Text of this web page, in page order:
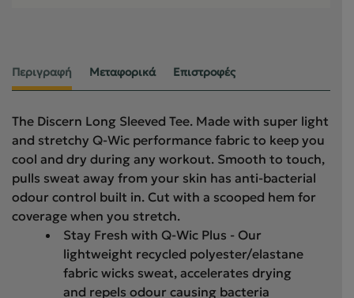
Περιγραφή Μεταφορικά Επιστροφές
The Discern Long Sleeved Tee. Made with super light
and stretchy Q-Wic performance fabric to keep you
cool and dry during any workout. Smooth to touch,
pulls sweat away from your skin has anti-bacterial
odour control built in. Cut with a scooped hem for
coverage when you stretch.
Stay Fresh with Q-Wic Plus - Our
lightweight recycled polyester/elastane
fabric wicks sweat, accelerates drying
and repels odour causing bacteria